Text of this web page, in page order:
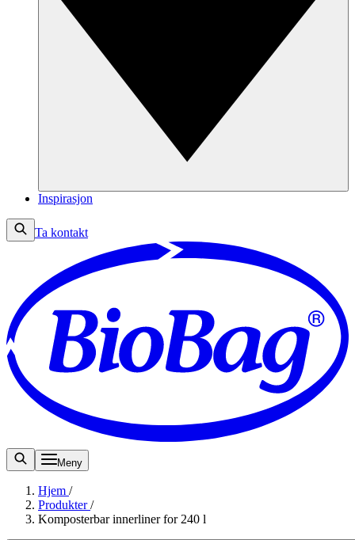
Inspirasjon
Ta kontakt
Meny
Hjem /
Produkter/
Komposterbar innerliner for 240 l